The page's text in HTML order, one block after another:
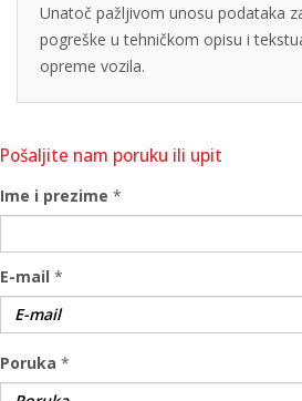
Unatoč pažljivom unosu podataka
pogreške u tehničkom opisu i
opreme vozila.
Pošaljite nam poruku ili upit
Ime i prezime *
E-mail *
Poruka *